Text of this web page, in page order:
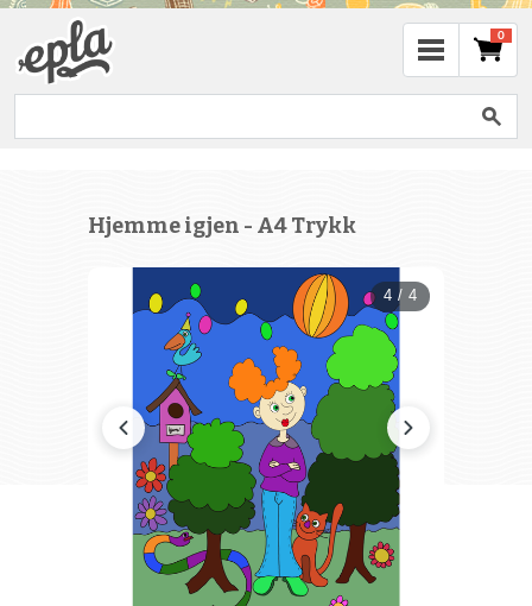
0
Hjemme igjen - A4 Trykk
4 / 4